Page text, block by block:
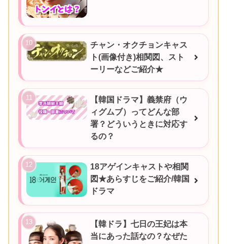
チャン・オクチョンキャス
ト(画像付き)相関図、スト
ーリーなどご紹介★
【韓国ドラマ】義禁府（ウ
ィグムブ）ってどんな部
署？どういうときに対応す
るの？
18アゲインキャストや相関
図★あらすじをご紹介/韓国
ドラマ
【韓ドラ】七日の王妃は本
当にあった話なの？なぜた